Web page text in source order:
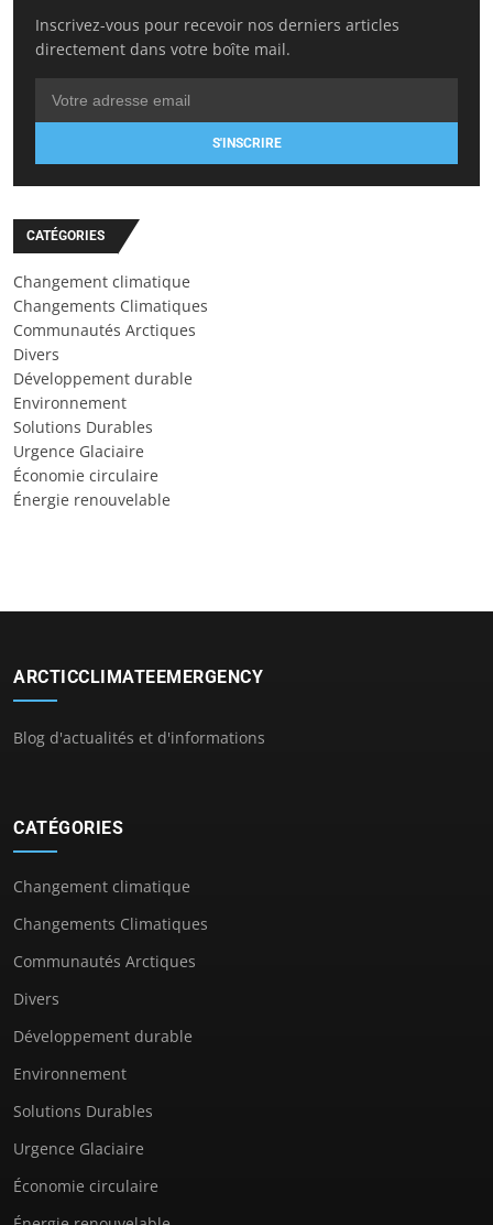
Inscrivez-vous pour recevoir nos derniers articles
directement dans votre boîte mail.
S'INSCRIRE
CATÉGORIES
Changement climatique
Changements Climatiques
Communautés Arctiques
Divers
Développement durable
Environnement
Solutions Durables
Urgence Glaciaire
Économie circulaire
Énergie renouvelable
ARCTICCLIMATEEMERGENCY
Blog d'actualités et d'informations
CATÉGORIES
Changement climatique
Changements Climatiques
Communautés Arctiques
Divers
Développement durable
Environnement
Solutions Durables
Urgence Glaciaire
Économie circulaire